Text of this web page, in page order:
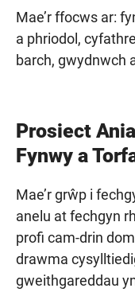
Mae’r ffocws ar:
a phriodol,
barch, gwydnwch
Prosiect
Fynwy a
Mae’r grŵp i
anelu at fechgyn
profi cam-drin
drawma
gweithgareddau